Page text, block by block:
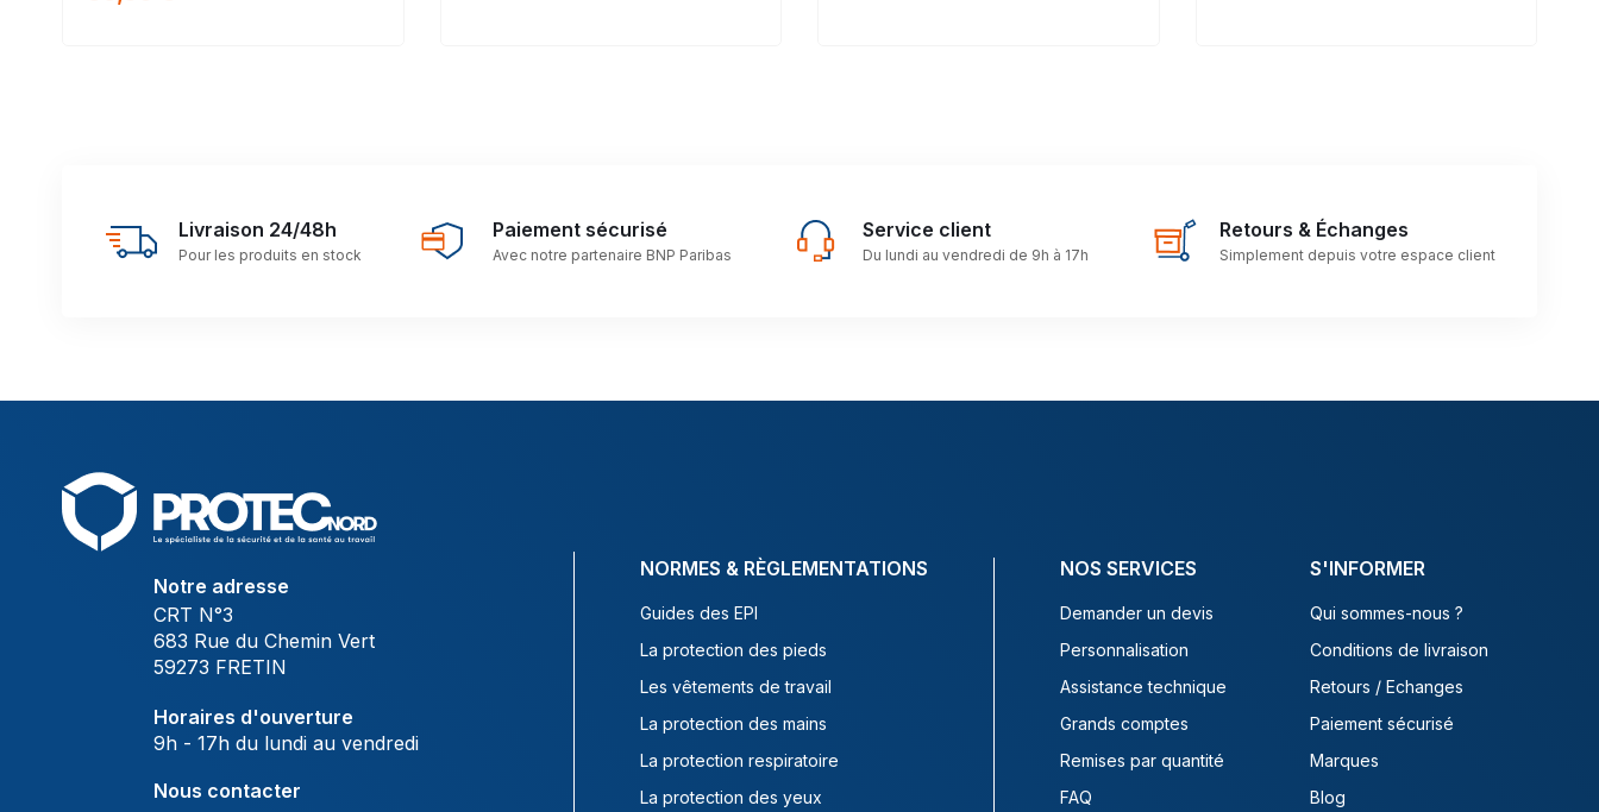
Livraison 24/48h
Pour les produits en stock
Paiement sécurisé
Avec notre partenaire BNP Paribas
Service client
Du lundi au vendredi de 9h à 17h
Retours & Échanges
Simplement depuis votre espace client
Notre adresse
CRT N°3
683 Rue du Chemin Vert
59273 FRETIN
Horaires d'ouverture
9h - 17h du lundi au vendredi
Nous contacter
NORMES & RÈGLEMENTATIONS
Guides des EPI
La protection des pieds
Les vêtements de travail
La protection des mains
La protection respiratoire
La protection des yeux
NOS SERVICES
Demander un devis
Personnalisation
Assistance technique
Grands comptes
Remises par quantité
FAQ
S'INFORMER
Qui sommes-nous ?
Conditions de livraison
Retours / Echanges
Paiement sécurisé
Marques
Blog